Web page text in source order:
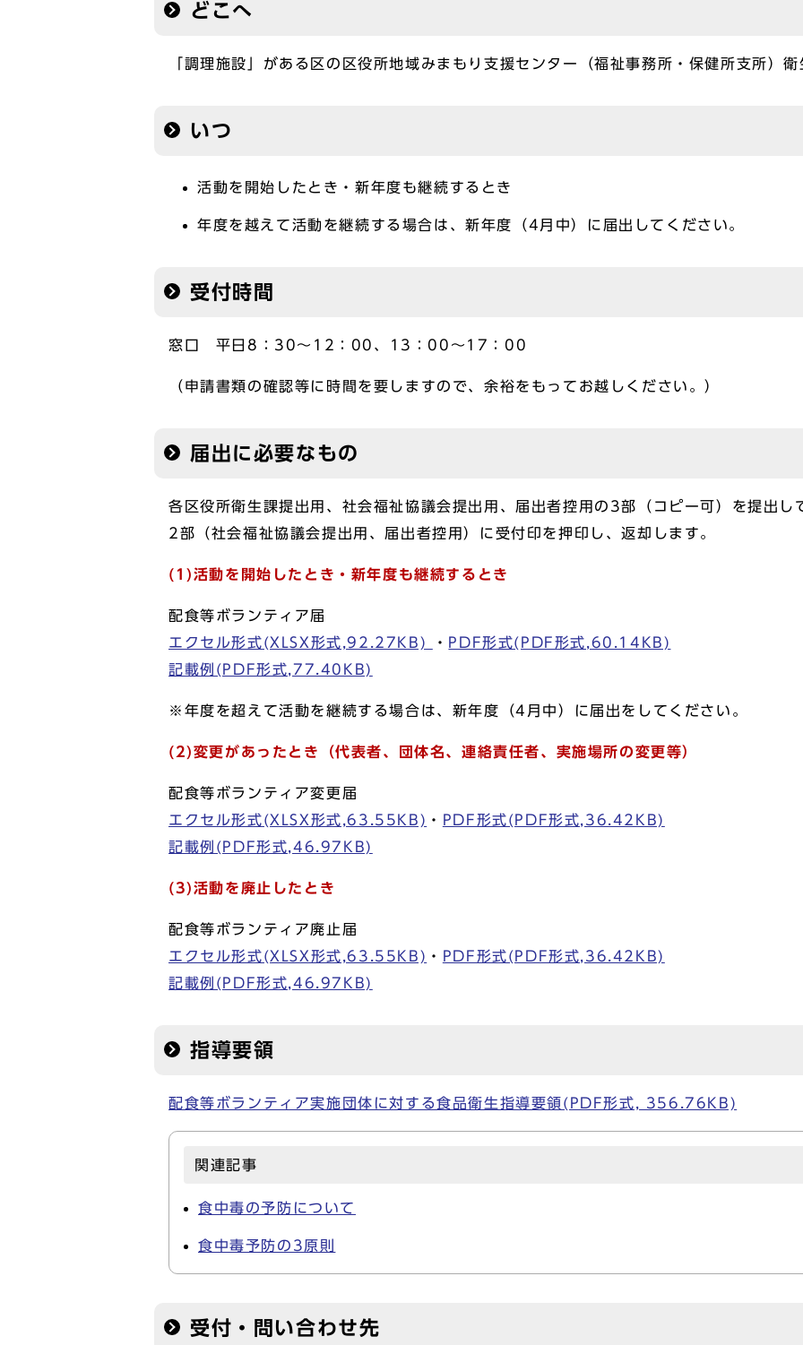
どこへ
「調理施設」がある区の区役所地域みまもり支援センター（福祉事務所・保健所支所）衛
いつ
活動を開始したとき・新年度も継続するとき
年度を越えて活動を継続する場合は、新年度（4月中）に届出してください。
受付時間
窓口 平日8：30～12：00、13：00～17：00
（申請書類の確認等に時間を要しますので、余裕をもってお越しください。）
届出に必要なもの
各区役所衛生課提出用、社会福祉協議会提出用、届出者控用の3部（コピー可）を提出し
2部（社会福祉協議会提出用、届出者控用）に受付印を押印し、返却します。
(1)活動を開始したとき・新年度も継続するとき
配食等ボランティア届
エクセル形式(XLSX形式,92.27KB)
・ PDF形式(PDF形式,60.14KB)
記載例(PDF形式,77.40KB)
※年度を超えて活動を継続する場合は、新年度（4月中）に届出をしてください。
(2)変更があったとき（代表者、団体名、連絡責任者、実施場所の変更等）
配食等ボランティア変更届
エクセル形式(XLSX形式,63.55KB) ・
PDF形式(PDF形式,36.42KB)
記載例(PDF形式,46.97KB)
(3)活動を廃止したとき
配食等ボランティア廃止届
エクセル形式(XLSX形式,63.55KB) ・
PDF形式(PDF形式,36.42KB)
記載例(PDF形式,46.97KB)
指導要領
配食等ボランティア実施団体に対する食品衛生指導要領(PDF形式, 356.76KB)
関連記事
食中毒の予防について
食中毒予防の3原則
受付・問い合わせ先